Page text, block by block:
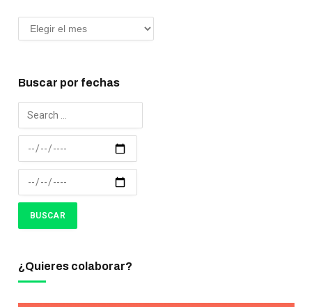
Buscar por fechas
¿Quieres colaborar?